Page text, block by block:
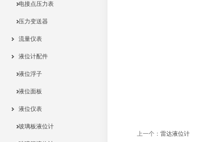
电接点压力表
压力变送器
流量仪表
液位计配件
液位浮子
液位面板
液位仪表
玻璃板液位计
上一个： 雷达液位计